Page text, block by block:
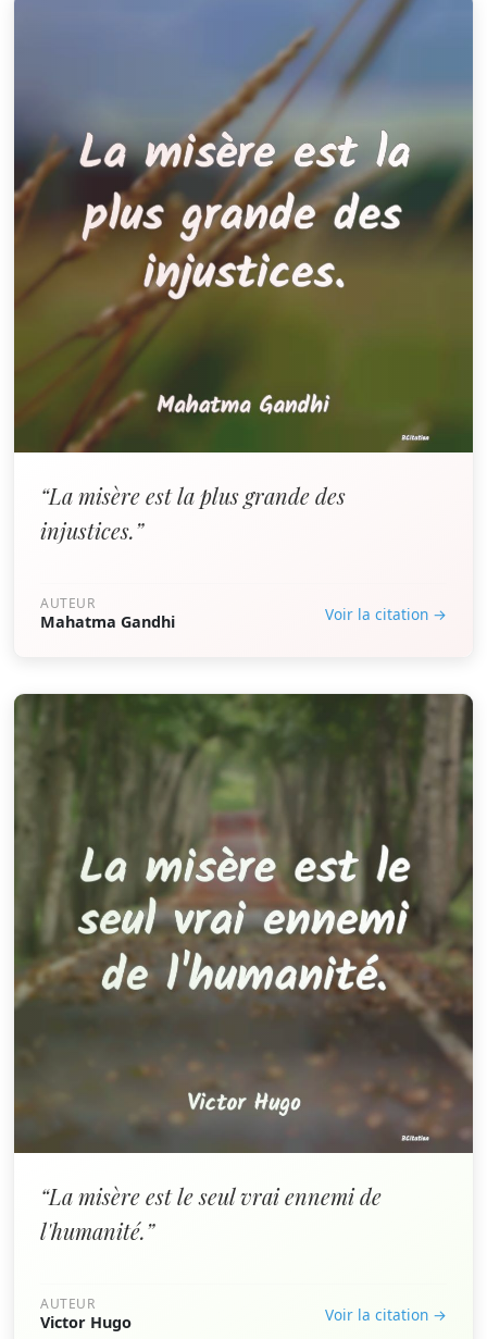
“La misère est la plus grande des
injustices.”
AUTEUR
Mahatma Gandhi Voir la citation →
“La misère est le seul vrai ennemi de
l'humanité.”
AUTEUR
Victor Hugo Voir la citation →